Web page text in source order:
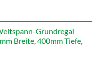
Grundregal
Breite, 400mm Tiefe,